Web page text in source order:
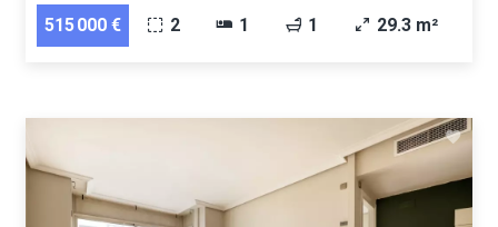
515 000 € 2 1 1 29.3 m²